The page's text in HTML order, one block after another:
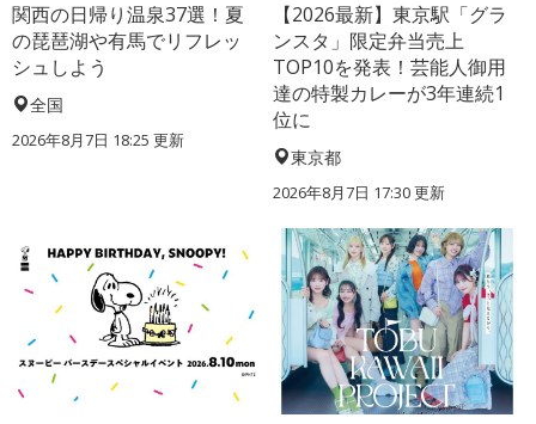
関西の日帰り温泉37選！夏
の琵琶湖や有馬でリフレッ
シュしよう
全国
2026年8月7日 18:25 更新
【2026最新】東京駅「グラ
ンスタ」限定弁当売上
TOP10を発表！芸能人御用
達の特製カレーが3年連続1
位に
東京都
2026年8月7日 17:30更新